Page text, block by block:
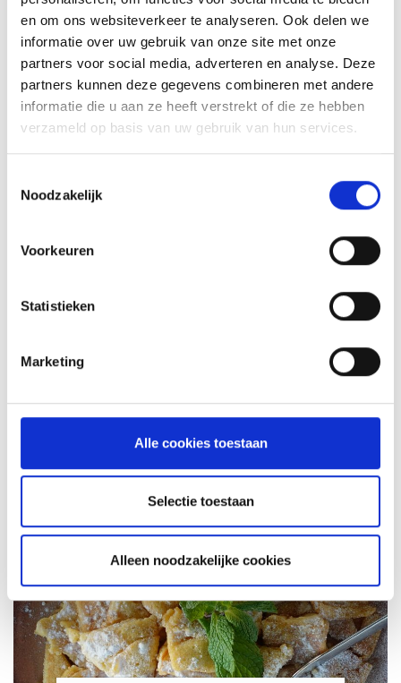
en om ons websiteverkeer te analyseren. Ook delen we
informatie over uw gebruik van onze site met onze
partners voor social media, adverteren en analyse. Deze
partners kunnen deze gegevens combineren met andere
informatie die u aan ze heeft verstrekt of die ze hebben
verzameld op basis van uw gebruik van hun services.
Noodzakelijk
Voorkeuren
Statistieken
Marketing
Alle cookies toestaan
Selectie toestaan
Alleen noodzakelijke cookies
WEBER SEARWOOD 600 PELLET GRILL
SEARWOOD
1.199,00Oorspronkelijke
1.099,00
Huidige
INSPIRATIE
RECEPTEN EN TIPS